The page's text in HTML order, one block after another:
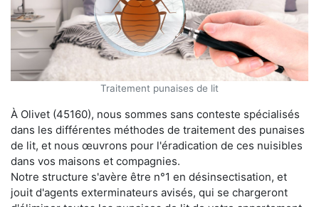
Traitement punaises de lit
À Olivet (45160), nous sommes sans conteste spécialisés
dans les différentes méthodes de traitement des punaises
de lit, et nous œuvrons pour l'éradication de ces nuisibles
dans vos maisons et compagnies.
Notre structure s'avère être n°1 en désinsectisation, et
jouit d'agents exterminateurs avisés, qui se chargeront